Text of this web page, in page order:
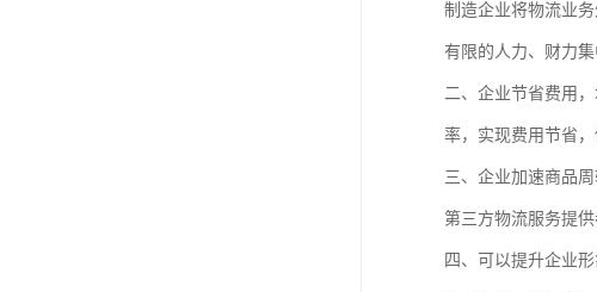
制造企业将物流业
有限的人力、财力集
二、企业节省费用
率，实现费用节省
三、企业加速商品
第三方物流服务提
四、可以提升企业形